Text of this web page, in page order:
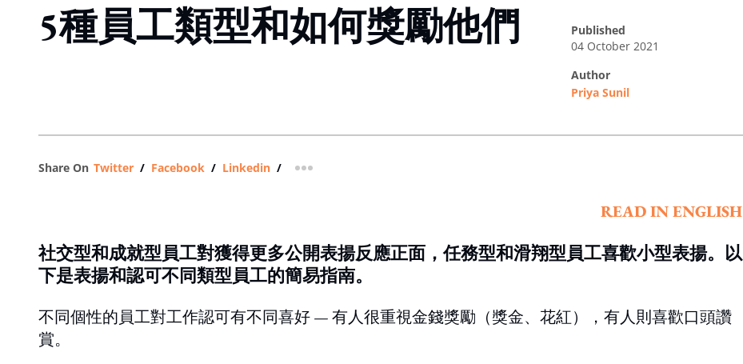
5種員工類型和如何獎勵他們
published
04 October 2021
author
Priya Sunil
Share On Twitter / Facebook / Linkedin / more sharing option
READ IN ENGLISH
社交型和成就型員工對獲得更多公開表揚反應正面，任務型和滑翔型員工喜歡小型表揚。以
下是表揚和認可不同類型員工的簡易指南。
不同個性的員工對工作認可有不同喜好 — 有人很重視金錢獎勵（獎金、花紅），有人則喜歡口頭讚
賞。